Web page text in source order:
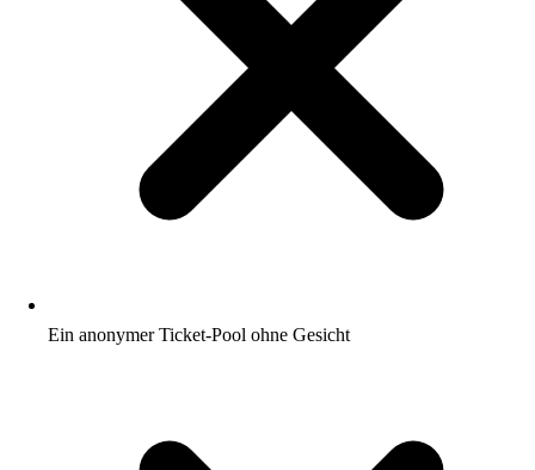
Ein anonymer Ticket-Pool ohne Gesicht